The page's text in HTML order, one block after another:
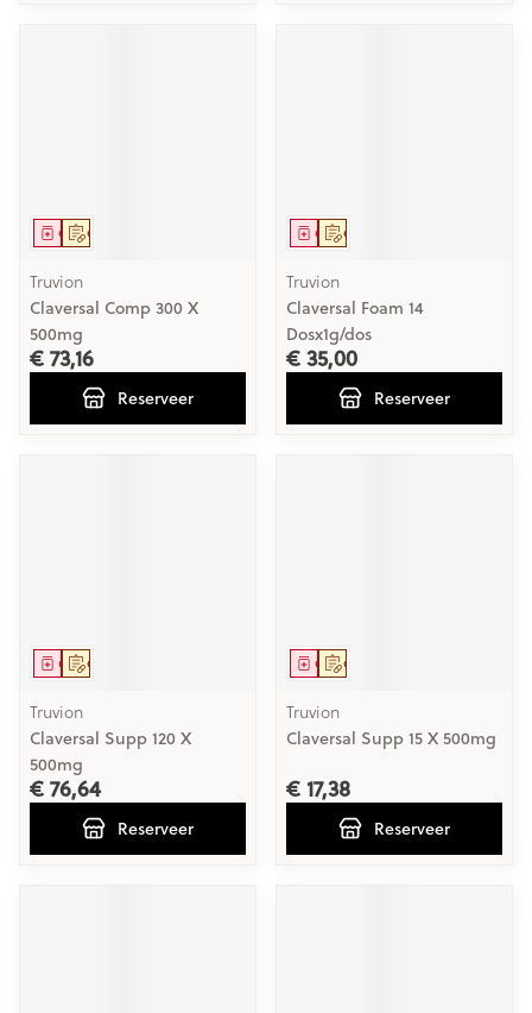
Op voorschrift
Geneesmiddel
Truvion
Claversal Comp 300 X
500mg
€ 73,16
Reserveer
Op voorschrift
Geneesmiddel
Truvion
Claversal Foam 14
Dosx1g/dos
€ 35,00
Reserveer
Op voorschrift
Geneesmiddel
Truvion
Claversal Supp 120 X
500mg
€ 76,64
Reserveer
Op voorschrift
Geneesmiddel
Truvion
Claversal Supp 15 X 500mg
€ 17,38
Reserveer